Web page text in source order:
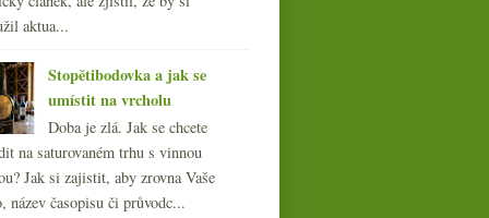
aktua...
Stopětibodovka a jak se
umístit na vrcholu
Doba je zlá. Jak se chcete
na saturovaném trhu s vinnou
Jak si zajistit, aby zrovna Vaše
název časopisu či průvodc...